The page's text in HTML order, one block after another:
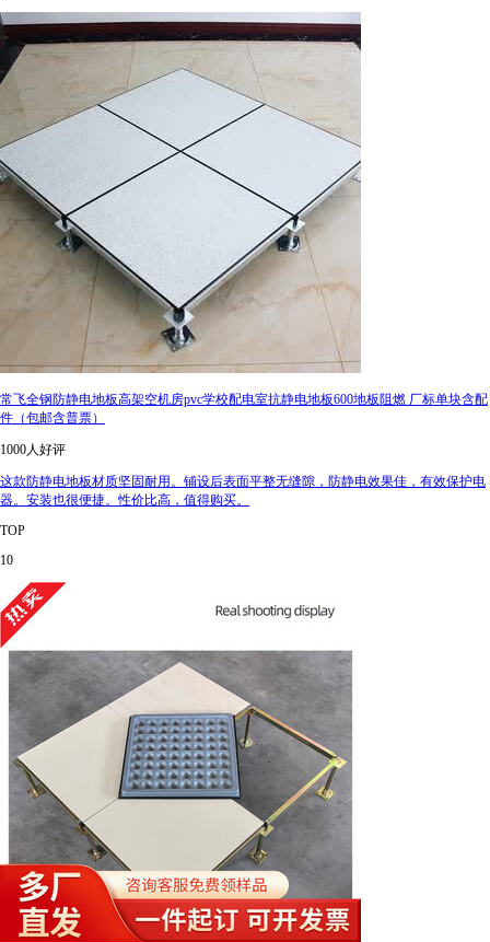
常飞全钢防静电地板高架空机房pvc学校配电室抗静电地板600地板阻燃 厂标单块含配
件（包邮含普票）
1000人好评
这款防静电地板材质坚固耐用。铺设后表面平整无缝隙，防静电效果佳，有效保护电
器。安装也很便捷。性价比高，值得购买。
TOP
10